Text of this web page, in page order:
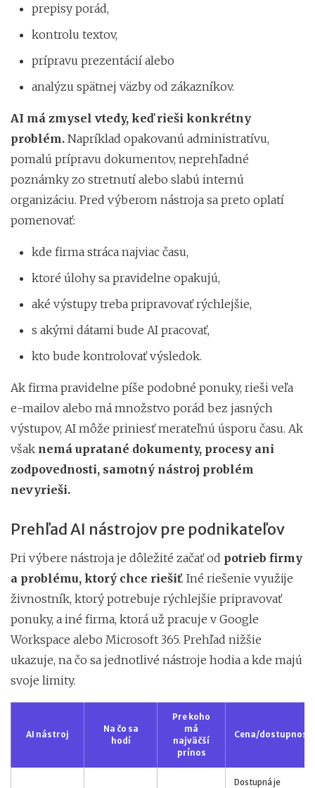
prepisy porád,
kontrolu textov,
prípravu prezentácií alebo
analýzu spätnej väzby od zákazníkov.
AI má zmysel vtedy, keď rieši konkrétny
problém. Napríklad opakovanú administratívu,
pomalú prípravu dokumentov, neprehľadné
poznámky zo stretnutí alebo slabú internú
organizáciu. Pred výberom nástroja sa preto oplatí
pomenovať:
kde firma stráca najviac času,
ktoré úlohy sa pravidelne opakujú,
aké výstupy treba pripravovať rýchlejšie,
s akými dátami bude AI pracovať,
kto bude kontrolovať výsledok.
Ak firma pravidelne píše podobné ponuky, rieši veľa
e-mailov alebo má množstvo porád bez jasných
výstupov, AI môže priniesť merateľnú úsporu času. Ak
však nemá upratané dokumenty, procesy ani
zodpovednosti, samotný nástroj problém
nevyrieši.
Prehľad AI nástrojov pre podnikateľov
Pri výbere nástroja je dôležité začať od potrieb firmy
a problému, ktorý chce riešiť. Iné riešenie využije
živnostník, ktorý potrebuje rýchlejšie pripravovať
ponuky, a iné firma, ktorá už pracuje v Google
Workspace alebo Microsoft 365. Prehľad nižšie
ukazuje, na čo sa jednotlivé nástroje hodia a kde majú
svoje limity.
AI nástroj
Na čo sa
hodí
Pre koho
má
najväčší
prínos
Cena/dostupnosť
Dostupná je